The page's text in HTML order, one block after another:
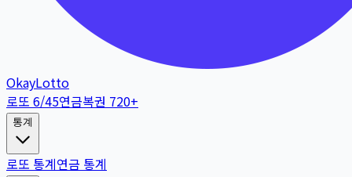
OkayLotto
로또 6/45연금복권 720+
통계
로또 통계연금 통계